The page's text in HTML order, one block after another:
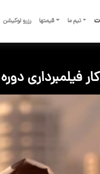
تیم ما قیمتها رزرو لوکیشن
فیلمبرداری